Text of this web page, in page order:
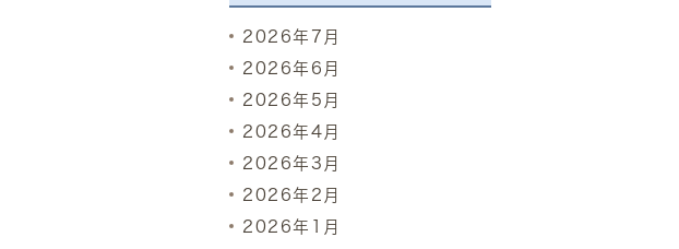
2026年7月
2026年6月
2026年5月
2026年4月
2026年3月
2026年2月
2026年1月